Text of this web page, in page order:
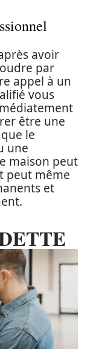
avoir
par
appel à un
vous
être une
le
une
maison peut
peut même
et